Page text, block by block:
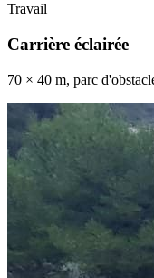
Travail
Carrière éclairée
70 × 40 m, parc